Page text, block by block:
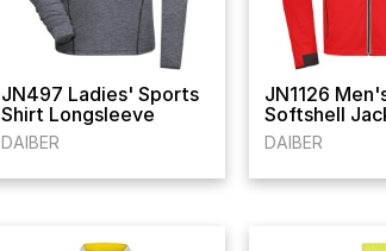
JN497 Ladies' Sports
Shirt Longsleeve
DAIBER
JN1126
Softshell
DAIBER